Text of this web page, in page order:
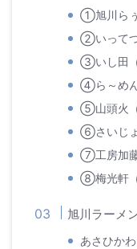
①旭川らぅ
②いってつ
③いし田（
④ら～めん
⑤山頭火（
⑥さいじょ
⑦工房加藤
⑧梅光軒（
旭川ラーメ
あさひか